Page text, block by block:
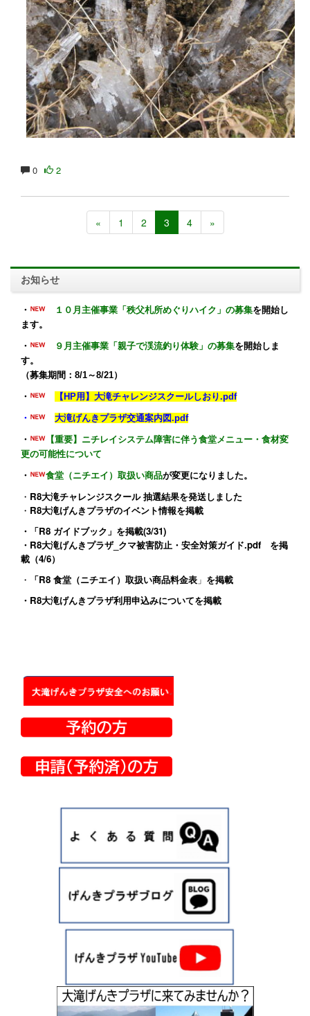
0 2
« 1 2 3 4 »
お知らせ
・ １０月主催事業「秩父札所めぐりハイク」の募集を開始し
ます。
・ ９月主催事業「親子で渓流釣り体験」の募集を開始しま
す。
（募集期間：8/1～8/21）
・ 【HP用】大滝チャレンジスクールしおり.pdf
・ 大滝げんきプラザ交通案内図.pdf
・
【重要】ニチレイシステム障害に伴う食堂メニュー・食材変
更の可能性について
・ 食堂（ニチエイ）取扱い商品が変更になりました。
・ R8大滝チャレンジスクール 抽選結果を発送しました
・ R8大滝げんきプラザのイベント情報を掲載
・ 「R8 ガイドブック」 を掲載(3/31)
・ R8大滝げんきプラザ_クマ被害防止・安全対策ガイド.pdfを掲
載（4/6）
・
「R8 食堂（ニチエイ）取扱い商品料金表 」 を掲載
・ R8大滝げんきプラザ利用申込みについてを掲載